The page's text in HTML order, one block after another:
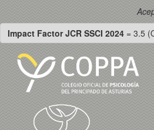
Impact Factor JCR SSCI 2024 = 3.5